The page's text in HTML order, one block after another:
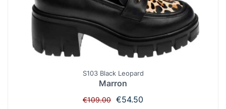
S103 Black Leopard
Marron
€109.00 Original
€54.50